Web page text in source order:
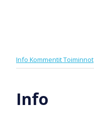
Info KommentitToiminnot
Info